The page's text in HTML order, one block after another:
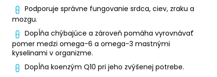
Podporuje správne fungovanie srdca, ciev, zraku a
mozgu.
Dopĺňa chýbajúce a zároveň pomáha vyrovnávať
pomer medzi omega-6 a omega-3 mastnými
kyselinami v organizme.
Dopĺňa koenzým Q10 pri jeho zvýšenej potrebe.